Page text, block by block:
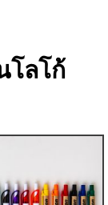
โลโก้